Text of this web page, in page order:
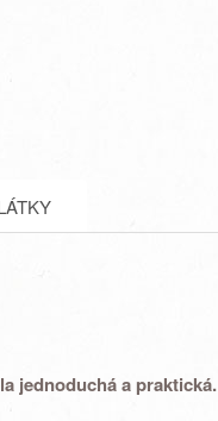
jednoducháapraktická.